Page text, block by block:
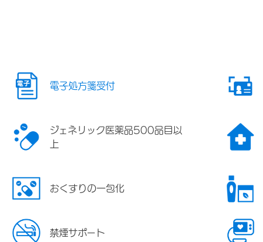
電子処方箋受付
ジェネリック医薬品500品目以
上
おくすりの一包化
禁煙サポート